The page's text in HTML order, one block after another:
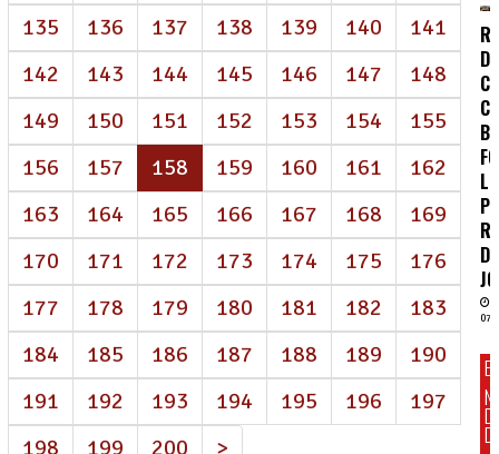
135
136 137 138 139 140
141
142
143 144 145 146 147
148
149
150 151 152 153 154
155
156
157 158 (atual)
159 160 161
162
163
164 165 166 167 168
169
170
171 172 173 174 175
176
177
178 179 180 181 182
183
184
185 186 187 188 189
190
191
192 193 194 195 196
197
198
199 200 >
DA
07/